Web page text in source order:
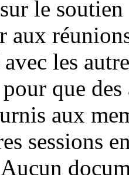
le soutien
aux
avec les
que
aux
sessions